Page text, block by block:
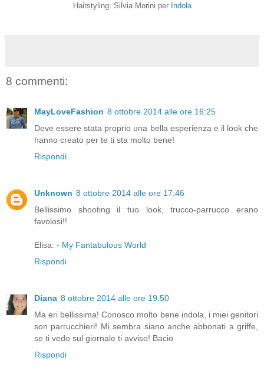
Hairstyling: Silvia Morini per Indola
8 commenti:
MayLoveFashion 8 ottobre 2014 alle ore 16:25
Deve essere stata proprio una bella esperienza e il look che
hanno creato per te ti sta molto bene!
Rispondi
Unknown 8 ottobre 2014 alle ore 17:46
Bellissimo shooting il tuo look, trucco-parrucco erano
favolosi!!
Elisa. - My Fantabulous World
Rispondi
Diana 8 ottobre 2014 alle ore 19:50
Ma eri bellissima! Conosco molto bene indola, i miei genitori
son parrucchieri! Mi sembra siano anche abbonati a griffe,
se ti vedo sul giornale ti avviso! Bacio
Rispondi